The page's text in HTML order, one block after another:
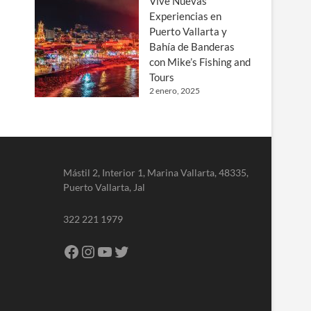
Experiencias en
Puerto Vallarta y
Bahía de Banderas
con Mike’s Fishing and
Tours
2 enero, 2025
Mástil 2, Interior 1, Marina Vallarta, 48335,
Puerto Vallarta, Jal
322 221 1979
Facebook
Instagram
YouTube
Twitter